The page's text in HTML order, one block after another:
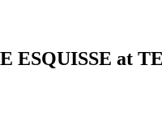
ESQUISSE at